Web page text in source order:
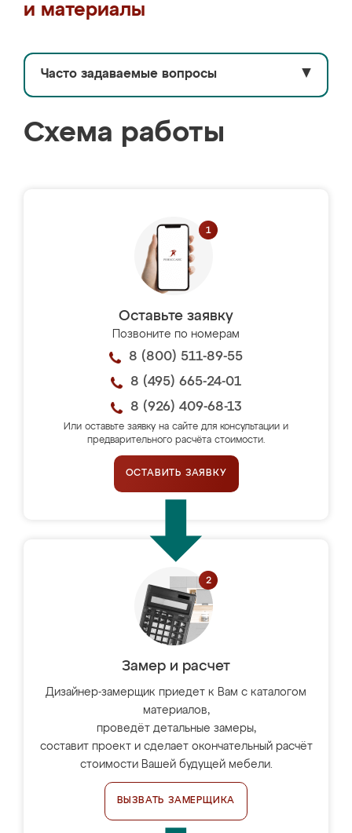
и материалы
Часто задаваемые вопросы ▼
Схема работы
Оставьте заявку
Позвоните по номерам
8 (800) 511-89-55
8 (495) 665-24-01
8 (926) 409-68-13
Или оставьте заявку на сайте для консультации и
предварительного расчёта стоимости.
ОСТАВИТЬ ЗАЯВКУ
Замер и расчет
Дизайнер-замерщик приедет к Вам с каталогом
материалов,
проведёт детальные замеры,
составит проект и сделает окончательный расчёт
стоимости Вашей будущей мебели.
ВЫЗВАТЬ ЗАМЕРЩИКА